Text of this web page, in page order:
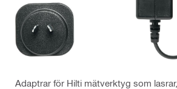
Adaptrar för Hilti mätverktyg som lasrar,